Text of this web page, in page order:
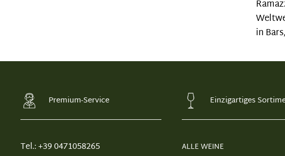
in
Premium-Service Einzigartiges
Tel.: +39 0471058265
ALLE WEINE